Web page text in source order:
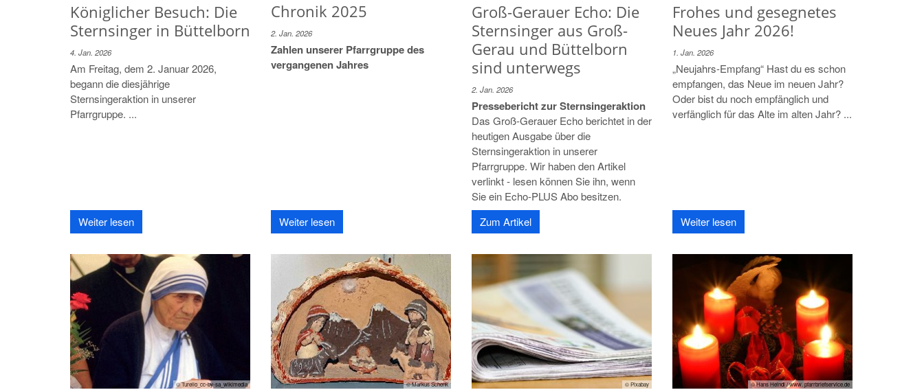
Königlicher Besuch: Die
Sternsinger in Büttelborn
4. Jan. 2026
Am Freitag, dem 2. Januar 2026,
begann die diesjährige
Sternsingeraktion in unserer
Pfarrgruppe. ...
Weiter lesen
Chronik 2025
2. Jan. 2026
Zahlen unserer Pfarrgruppe des
vergangenen Jahres
Weiter lesen
Groß-Gerauer Echo: Die
Sternsinger aus Groß-
Gerau und Büttelborn
sind unterwegs
2. Jan. 2026
Pressebericht zur Sternsingeraktion
Das Groß-Gerauer Echo berichtet in der
heutigen Ausgabe über die
Sternsingeraktion in unserer
Pfarrgruppe. Wir haben den Artikel
verlinkt - lesen können Sie ihn, wenn
Sie ein Echo-PLUS Abo besitzen.
Zum Artikel
Frohes und gesegnetes
Neues Jahr 2026!
1. Jan. 2026
„Neujahrs-Empfang“ Hast du es schon
empfangen, das Neue im neuen Jahr?
Oder bist du noch empfänglich und
verfänglich für das Alte im alten Jahr? ...
Weiter lesen
© Turelio_cc-by-sa_wikimedia © Markus Schenk © Pixabay © Hans Heindl / www. pfarrbriefservice.de